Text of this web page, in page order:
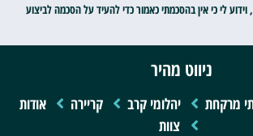
לי כי אין בהסכמתי כאמור כדי להעיד על הסכמה לביצוע
ניווט מהיר
מרקחת יהלומי קרב קריירה
אודות
צוות